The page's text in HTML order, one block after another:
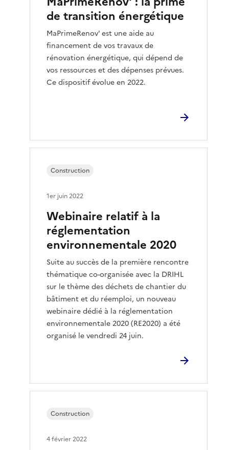
de transition énergétique
MaPrimeRenov' est une aide au
financement de vos travaux de
rénovation énergétique, qui dépend de
vos ressources et des dépenses prévues.
Ce dispositif évolue en 2022.
Webinaire relatif à la
réglementation
environnementale 2020
Suite au succès de la première rencontre
thématique co-organisée avec la DRIHL
sur le thème des déchets de chantier du
bâtiment et du réemploi, un nouveau
webinaire dédié à la réglementation
environnementale 2020 (RE2020) a été
organisé le vendredi 24 juin.
Construction
1er juin 2022
Construction
4 février 2022